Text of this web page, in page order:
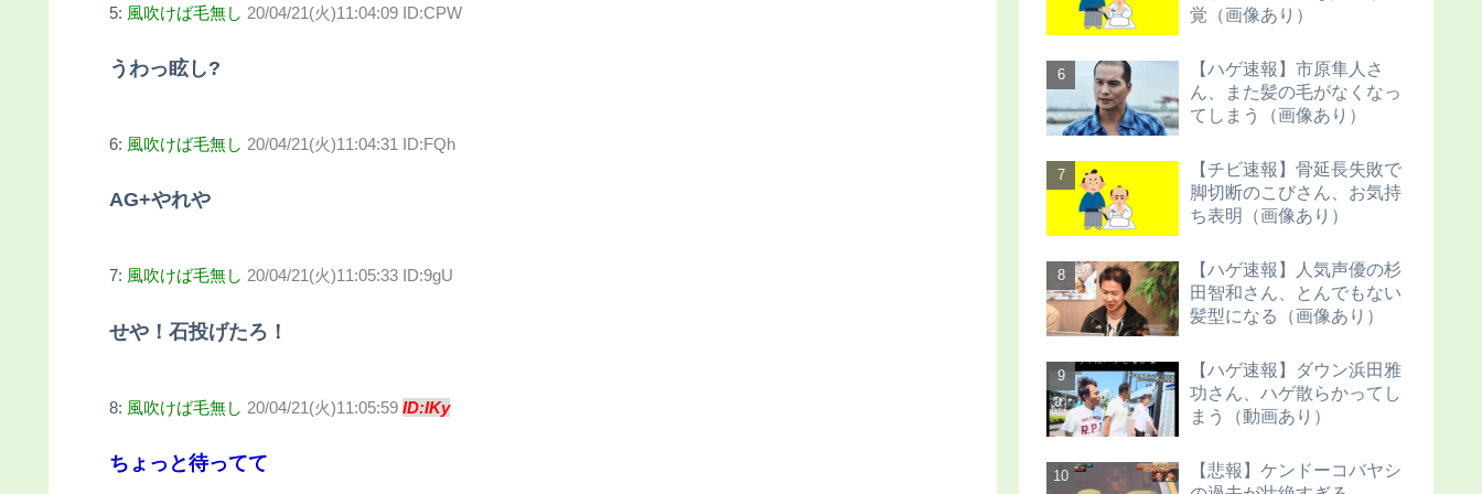
5: 風吹けば毛無し 20/04/21(火)11:04:09 ID:CPW
うわっ眩し?
6: 風吹けば毛無し 20/04/21(火)11:04:31 ID:FQh
AG+やれや
7: 風吹けば毛無し 20/04/21(火)11:05:33 ID:9gU
せや！石投げたろ！
8: 風吹けば毛無し 20/04/21(火)11:05:59 ID:IKy
ちょっと待ってて
覚（画像あり）
【ハゲ速報】市原隼人さ
ん、また髪の毛がなくなっ
てしまう（画像あり）
【チビ速報】骨延長失敗で
脚切断のこびさん、お気持
ち表明（画像あり）
【ハゲ速報】人気声優の杉
田智和さん、とんでもない
髪型になる（画像あり）
【ハゲ速報】ダウン浜田雅
功さん、ハゲ散らかってし
まう（動画あり）
【悲報】ケンドーコバヤシ